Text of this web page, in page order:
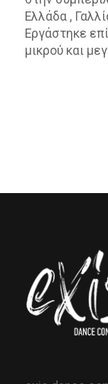
Ελλάδα ,
Εργάστηκε
μικρού και